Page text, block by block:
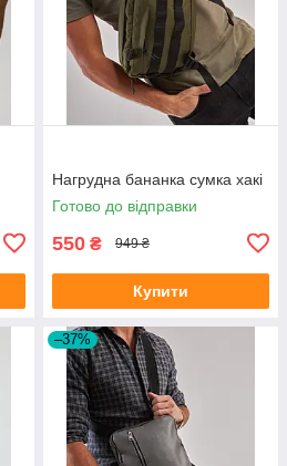
Нагрудна бананка сумка хакі
Готово до відправки
550 ₴ 949 ₴
Купити
–37%